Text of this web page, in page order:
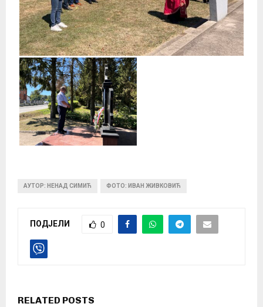
АУТОР: НЕНАД СИМИЋ ФОТО: ИВАН ЖИВКОВИЋ
ПОДЈЕЛИ 0
RELATED POSTS